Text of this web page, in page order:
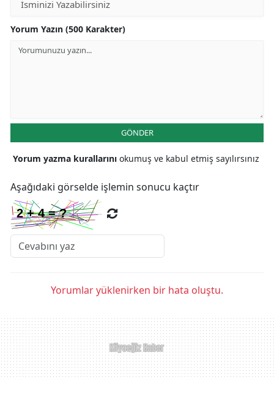
Yorum Yazın (500 Karakter)
GÖNDER
Yorum yazma kurallarını okumuş ve kabul etmiş sayılırsınız
Aşağıdaki görselde işlemin sonucu kaçtır
Yorumlar yüklenirken bir hata oluştu.